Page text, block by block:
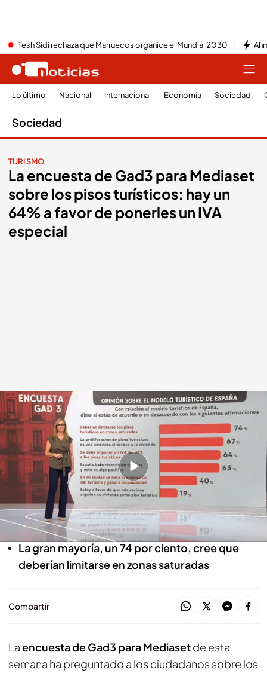
Tesh Sidi rechaza que Marruecos organice el Mundial 2030
Lo último Nacional Internacional Economía Sociedad
Sociedad
TURISMO
La encuesta de Gad3 para Mediaset
sobre los pisos turísticos: hay un
64% a favor de ponerles un IVA
especial
La encuesta de Gad3 para Mediaset sobre los pisos turísticos .Noticias
Cuatro
Redacción digital Noticias Cuatro
01 JUN 2025 - 15:10h.
La encuesta de Gad3 para Mediaset ha
preguntado a los ciudadanos sobre los pisos
turísticos
La gran mayoría, un 74 por ciento, cree que
deberían limitarse en zonas saturadas
Compartir
Laencuesta de Gad3 para Mediasetde esta
semana ha preguntado a los ciudadanos sobre los